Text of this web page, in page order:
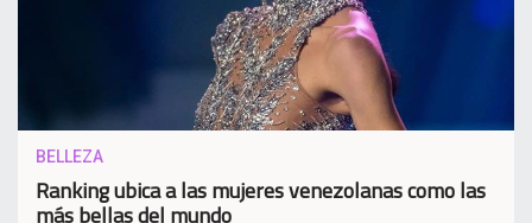
BELLEZA
Ranking ubica a las mujeres venezolanas como las
más bellas del mundo